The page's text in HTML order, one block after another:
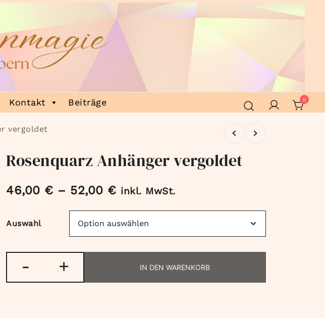
Kontakt Beiträge 0
vergoldet
Rosenquarz Anhänger vergoldet
46,00 € – 52,00 € inkl. MwSt.
Auswahl
-
Anhänger
vergoldet
+ IN DEN WARENKORB